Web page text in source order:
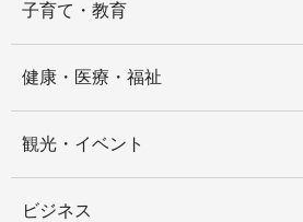
子育て・教育
健康・医療・福祉
観光・イベント
ビジネス